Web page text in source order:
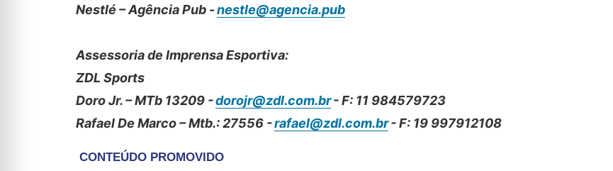
Nestlé – Agência Pub -nestle@agencia.pub
Assessoria de Imprensa Esportiva:
ZDL Sports
Doro Jr. – MTb 13209 -dorojr@zdl.com.br- F: 11 984579723
Rafael De Marco – Mtb.: 27556 -rafael@zdl.com.br- F: 19 997912108